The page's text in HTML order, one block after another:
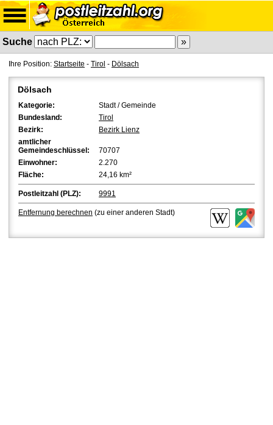
Suche
Ihre Position: Startseite - Tirol - Dölsach
Dölsach
Kategorie:
Stadt / Gemeinde
Bundesland:
Tirol
Bezirk:
Bezirk Lienz
amtlicher
Gemeindeschlüssel:
70707
Einwohner:
2.270
Fläche:
24,16 km²
Postleitzahl (PLZ): 9991
Entfernung berechnen (zu einer anderen Stadt)